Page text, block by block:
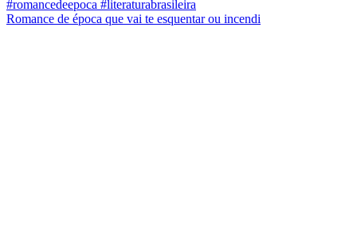
Romance de época que vai te esquentar ou incendi